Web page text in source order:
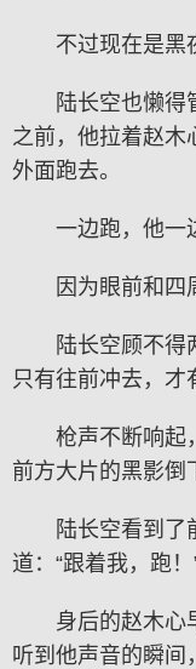
不过现在是黑
陆长空也懒得
之前，他拉着赵木
外面跑去。
一边跑，他一
因为眼前和四
陆长空顾不得
只有往前冲去，才
枪声不断响起
前方大片的黑影倒
陆长空看到了
道：“跟着我，跑！
身后的赵木心
听到他声音的瞬间